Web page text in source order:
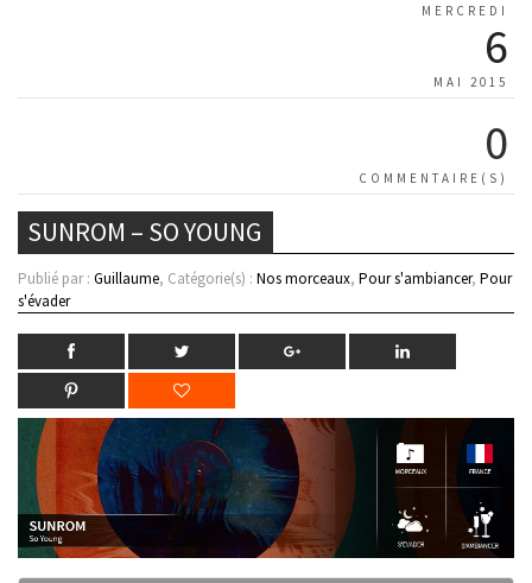
MERCREDI
6
MAI 2015
0
COMMENTAIRE(S)
SUNROM – SO YOUNG
Publié par : Guillaume, Catégorie(s) : Nos morceaux, Pour s'ambiancer, Pour
s'évader